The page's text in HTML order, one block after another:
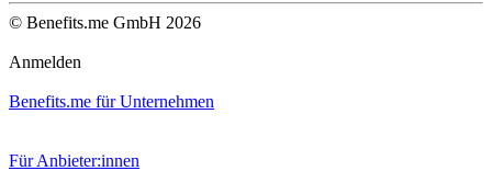
© Benefits.me GmbH 2026
Anmelden
Benefits.me für Unternehmen
Für Anbieter:innen